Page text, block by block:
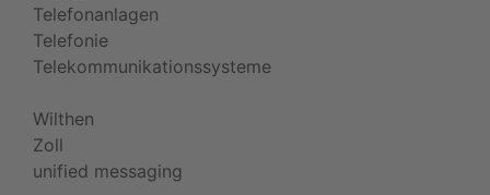
Telefonanlagen
Telefonie
Telekommunikationssysteme
Wilthen
Zoll
unified messaging